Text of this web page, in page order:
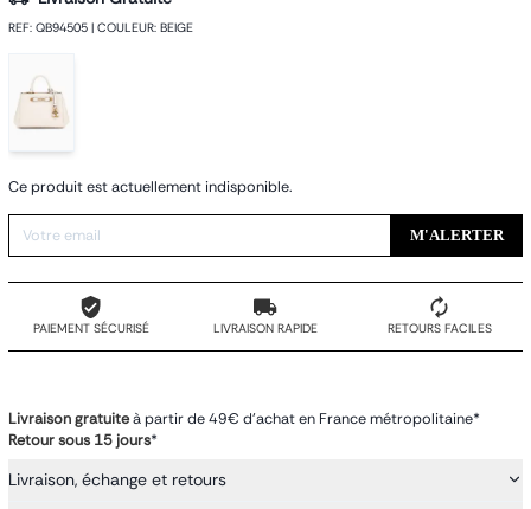
REF: QB94505 | COULEUR: BEIGE
Ce produit est actuellement indisponible.
M'ALERTER
PAIEMENT SÉCURISÉ LIVRAISON RAPIDE RETOURS FACILES
Livraison gratuiteà partir de 49€ d'achat en France métropolitaine*
Retour sous 15 jours*
Livraison, échange et retours